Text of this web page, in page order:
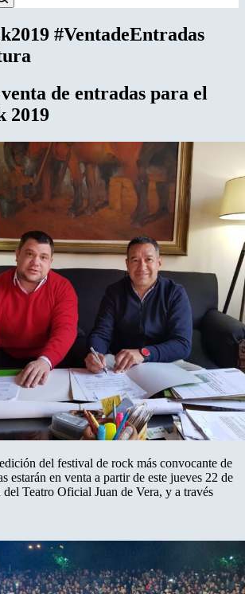
#VentadeEntradas
de entradas para el
2019
del festival de rock más convocante de
estarán en venta a partir de este jueves 22 de
del Teatro Oficial Juan de Vera, y a través